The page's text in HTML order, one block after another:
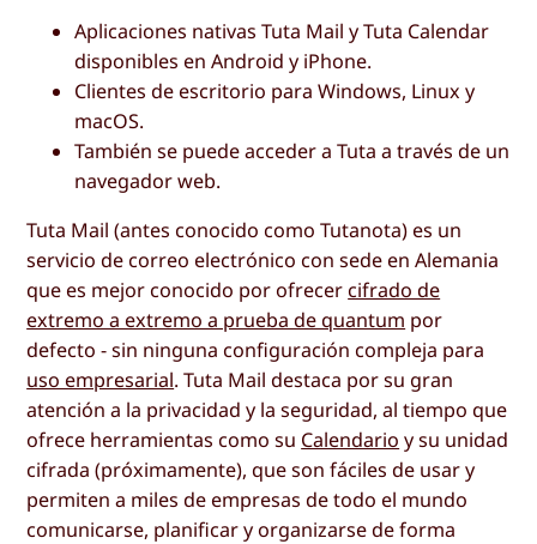
Aplicaciones nativas Tuta Mail y Tuta Calendar
disponibles en Android y iPhone.
Clientes de escritorio para Windows, Linux y
macOS.
También se puede acceder a Tuta a través de un
navegador web.
Tuta Mail (antes conocido como Tutanota) es un
servicio de correo electrónico con sede en Alemania
que es mejor conocido por ofrecer cifrado de
extremo a extremo a prueba de quantum por
defecto - sin ninguna configuración compleja para
uso empresarial. Tuta Mail destaca por su gran
atención a la privacidad y la seguridad, al tiempo que
ofrece herramientas como su Calendario y su unidad
cifrada (próximamente), que son fáciles de usar y
permiten a miles de empresas de todo el mundo
comunicarse, planificar y organizarse de forma